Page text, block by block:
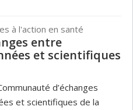
à l'action en santé
entre
et scientifiques
d’échanges
et scientifiques de la